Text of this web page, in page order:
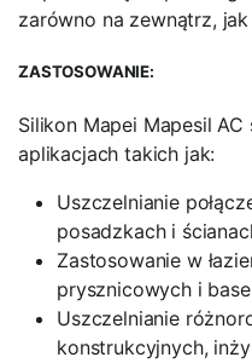
zarówno na zewnątrz,
ZASTOSOWANIE:
Silikon Mapei Mapesil
aplikacjach takich jak:
Uszczelnianie
posadzkach i
Zastosowanie w
prysznicowych i
Uszczelnianie
konstrukcyjnych,